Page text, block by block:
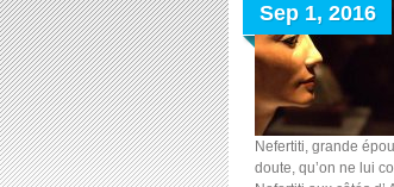
Sep 1, 2016
Nefertiti, grande
doute, qu’on ne lui